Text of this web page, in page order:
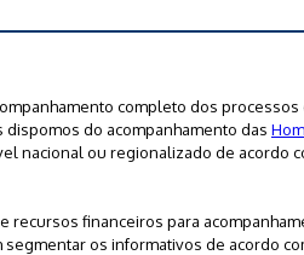
completo dos processos
do acompanhamento das
nacional ou regionalizado de acordo
recursos financeiros para
segmentar os informativos de acordo